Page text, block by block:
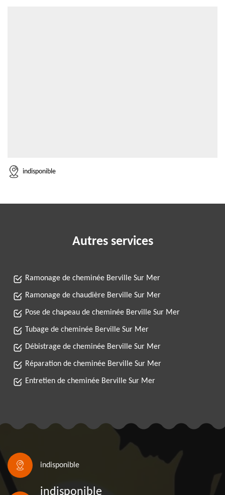
indisponible
Autres services
Ramonage de cheminée Berville Sur Mer
Ramonage de chaudière Berville Sur Mer
Pose de chapeau de cheminée Berville Sur Mer
Tubage de cheminée Berville Sur Mer
Débistrage de cheminée Berville Sur Mer
Réparation de cheminée Berville Sur Mer
Entretien de cheminée Berville Sur Mer
indisponible
indisponible